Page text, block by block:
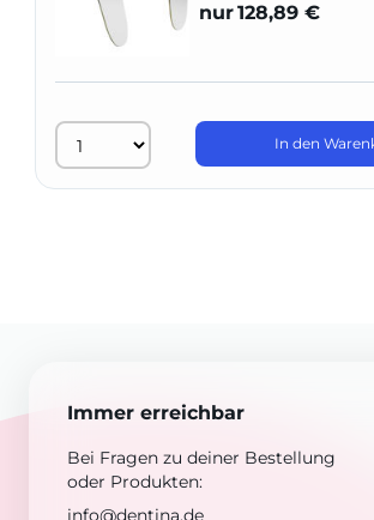
nur128,89 €
In den
Immer erreichbar
Bei Fragen zu deiner Bestellung
oder Produkten:
info@dentina.de